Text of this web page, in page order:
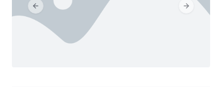
Previous slide Next slide